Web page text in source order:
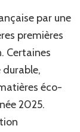
par une
premières
Certaines
durable,
éco-
2025.